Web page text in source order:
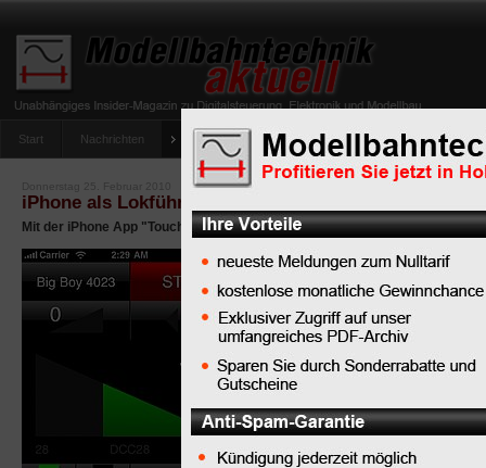
Start Nachrichten Tipps Newsletter Archiv Magazin
umfrage-viessmann-multiprotokoll-lichtdecoder
Donnerstag 25. Februar 2010
iPhone als Lokführer – coole App steuert digitale
Mit der iPhone App "TouchCab" steuern Sie Ihre Modelleisenbahn per
Schon viele
Produkte
haben sich der
komfortablen
Steuerung der
angenommen. Doch
kabelgebundenen
nun mit der